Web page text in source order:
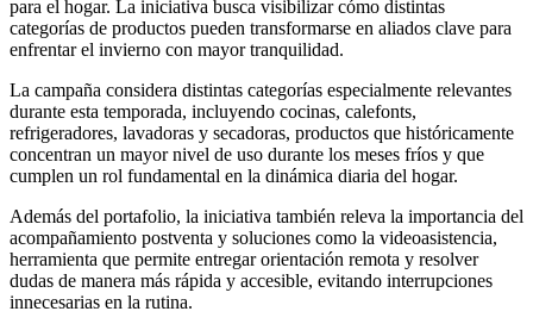
para el hogar. La iniciativa busca visibilizar cómo distintas
categorías de productos pueden transformarse en aliados clave para
enfrentar el invierno con mayor tranquilidad.
La campaña considera distintas categorías especialmente relevantes
durante esta temporada, incluyendo cocinas, calefonts,
refrigeradores, lavadoras y secadoras, productos que históricamente
concentran un mayor nivel de uso durante los meses fríos y que
cumplen un rol fundamental en la dinámica diaria del hogar.
Además del portafolio, la iniciativa también releva la importancia del
acompañamiento postventa y soluciones como la videoasistencia,
herramienta que permite entregar orientación remota y resolver
dudas de manera más rápida y accesible, evitando interrupciones
innecesarias en la rutina.